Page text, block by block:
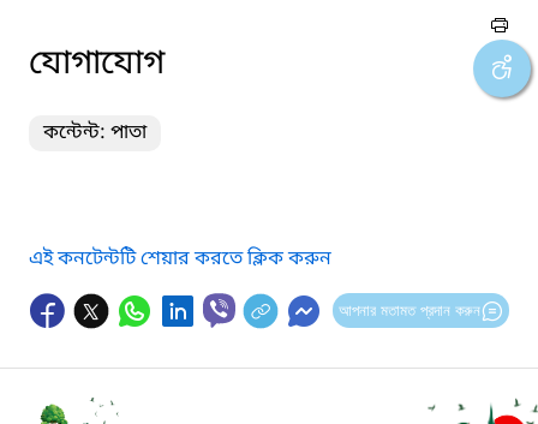
যোগাযোগ
কন্টেন্ট: পাতা
এই কনটেন্টটি শেয়ার করতে ক্লিক করুন
আপনার মতামত প্রদান করুন